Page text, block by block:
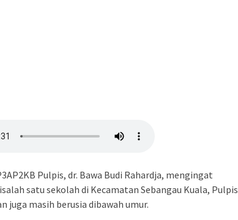
Pulpis, dr. Bawa Budi Rahardja, mengingat
satu sekolah di Kecamatan Sebangau Kuala, Pulpis
juga masih berusia dibawah umur.